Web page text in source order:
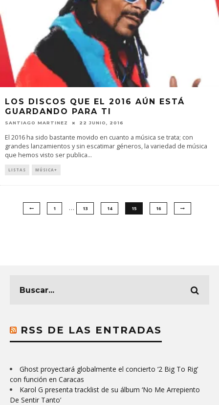
LOS DISCOS QUE EL 2016 AÚN ESTÁ
GUARDANDO PARA TI
SANTIAGO MARTINEZ 22 JUNIO, 2016
El 2016 ha sido bastante movido en cuanto a música se trata; con
grandes lanzamientos y sin escatimar géneros, la variedad de música
que hemos visto ser publica...
LISTAS MÚSICA+
1 … 13 14 15 16
RSS DE LAS ENTRADAS
Ghost proyectará globalmente el concierto ‘2 Big To Rig’
con función en Caracas
Karol G presenta tracklist de su álbum ‘No Me Arrepiento
De Sentir Tanto’